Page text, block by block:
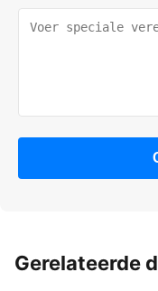
Gerelateerde